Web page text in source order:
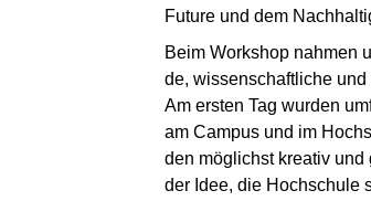
Future und dem
Beim Work­shop nahmen
de, wis­sen­schaft­liche
Am ersten Tag wurden
am Cam­pus und im
den möglichst kreativ
der Idee, die Hoch­schu­le